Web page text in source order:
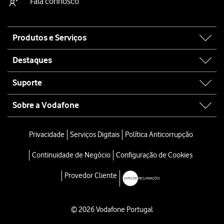
map
Produtos e Serviços
Destaques
Suporte
Sobre a Vodafone
Privacidade Serviços Digitais Política Anticorrupção
Continuidade de Negócio Configuração de Cookies
Provedor Cliente
© 2026 Vodafone Portugal